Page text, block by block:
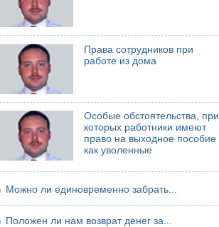
04.08.2026 12:29
обварился супом в Бней-Браке
Права сотрудников при
работе из дома
Особые обстоятельства, при
которых работники имеют
право на выходное пособие
как уволенные
Можно ли единовременно забрать...
Положен ли нам возврат денег за...